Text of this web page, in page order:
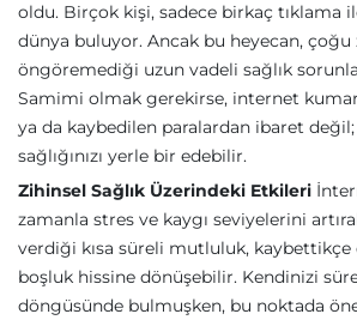
oldu. Birçok kişi, sadece birkaç tıklama
dünya buluyor. Ancak bu heyecan,
öngöremediği uzun vadeli sağlık
Samimi olmak gerekirse, internet
ya da kaybedilen paralardan ibaret
sağlığınızı yerle bir edebilir.
Zihinsel Sağlık Üzerindeki Etkileri
zamanla stres ve kaygı seviyelerini
verdiği kısa süreli mutluluk, kaybettikçe
boşluk hissine dönüşebilir. Kendinizi
döngüsünde bulmuşken, bu noktada